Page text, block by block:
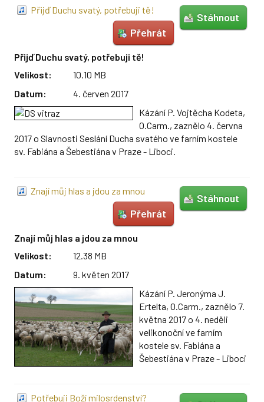
Přijď Duchu svatý, potřebuji tě!
Stáhnout
Přehrát
Přijď Duchu svatý, potřebuji tě!
Velikost:
10.10 MB
Datum:
4. červen 2017
Kázání P. Vojtěcha Kodeta,
O.Carm., zaznělo 4. června
2017 o Slavnosti Seslání Ducha svatého ve farním kostele
sv. Fabiána a Šebestiána v Praze - Liboci.
Znají můj hlas a jdou za mnou
Stáhnout
Přehrát
Znají můj hlas a jdou za mnou
Velikost:
12.38 MB
Datum:
9. květen 2017
Kázání P. Jeronýma J.
Ertelta, O.Carm., zaznělo 7.
května 2017 o 4. neděli
velikonoční ve farním
kostele sv. Fabiána a
Šebestiána v Praze - Liboci
Potřebuji Boží milosrdenství?